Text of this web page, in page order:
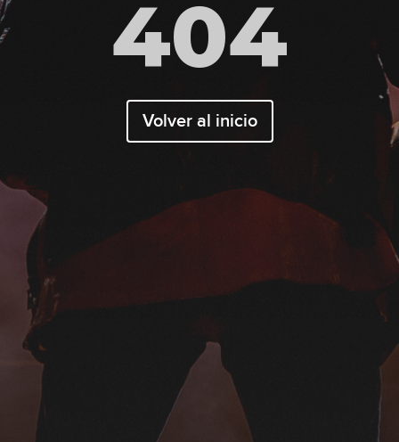
404
Volver al inicio